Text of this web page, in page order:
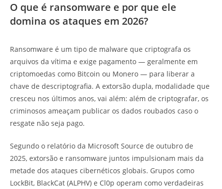
O que é ransomware e por que ele
domina os ataques em 2026?
Ransomware é um tipo de malware que criptografa os
arquivos da vítima e exige pagamento — geralmente em
criptomoedas como Bitcoin ou Monero — para liberar a
chave de descriptografia. A extorsão dupla, modalidade que
cresceu nos últimos anos, vai além: além de criptografar, os
criminosos ameaçam publicar os dados roubados caso o
resgate não seja pago.
Segundo o relatório da Microsoft Source de outubro de
2025, extorsão e ransomware juntos impulsionam mais da
metade dos ataques cibernéticos globais. Grupos como
LockBit, BlackCat (ALPHV) e Cl0p operam como verdadeiras